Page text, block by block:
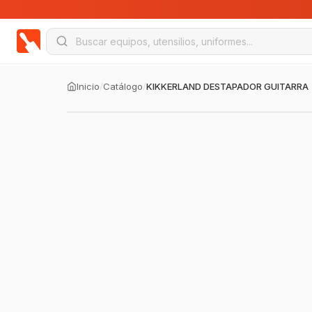
Inicio/Catálogo/KIKKERLAND DESTAPADOR GUITARRA